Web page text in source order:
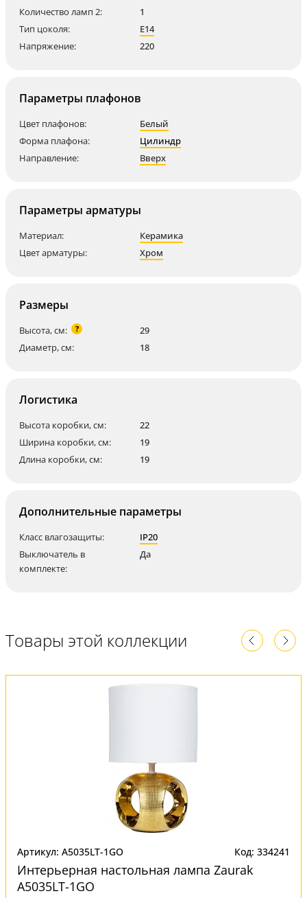
Количество ламп 2:
1
Тип цоколя:
E14
Напряжение:
220
Параметры плафонов
Цвет плафонов:
Белый
Форма плафона:
Цилиндр
Направление:
Вверх
Параметры арматуры
Материал:
Керамика
Цвет арматуры:
Хром
Размеры
Высота, см: ?
29
Диаметр, см:
18
Логистика
Высота коробки, см:
22
Ширина коробки, см:
19
Длина коробки, см:
19
Дополнительные параметры
Класс влагозащиты:
IP20
Выключатель в
комплекте:
Да
Товары этой коллекции
Артикул: A5035LT-1GO Код: 334241
Интерьерная настольная лампа Zaurak
A5035LT-1GO